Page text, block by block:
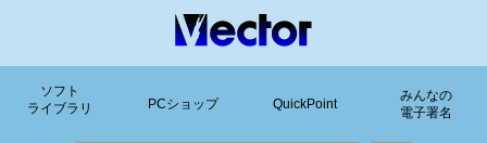
ソフト
ライブラリ
PCショップ QuickPoint
みんなの
電子署名